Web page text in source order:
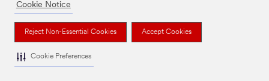
Cookie Notice
Reject Non-Essential Cookies Accept Cookies
Cookie Preferences